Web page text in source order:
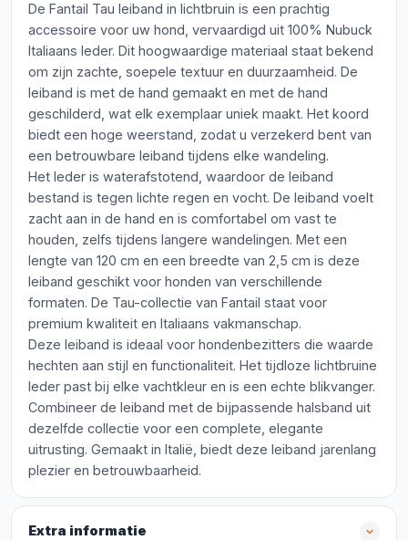
De Fantail Tau leiband in lichtbruin is een prachtig
accessoire voor uw hond, vervaardigd uit 100% Nubuck
Italiaans leder. Dit hoogwaardige materiaal staat bekend
om zijn zachte, soepele textuur en duurzaamheid. De
leiband is met de hand gemaakt en met de hand
geschilderd, wat elk exemplaar uniek maakt. Het koord
biedt een hoge weerstand, zodat u verzekerd bent van
een betrouwbare leiband tijdens elke wandeling.
Het leder is waterafstotend, waardoor de leiband
bestand is tegen lichte regen en vocht. De leiband voelt
zacht aan in de hand en is comfortabel om vast te
houden, zelfs tijdens langere wandelingen. Met een
lengte van 120 cm en een breedte van 2,5 cm is deze
leiband geschikt voor honden van verschillende
formaten. De Tau-collectie van Fantail staat voor
premium kwaliteit en Italiaans vakmanschap.
Deze leiband is ideaal voor hondenbezitters die waarde
hechten aan stijl en functionaliteit. Het tijdloze lichtbruine
leder past bij elke vachtkleur en is een echte blikvanger.
Combineer de leiband met de bijpassende halsband uit
dezelfde collectie voor een complete, elegante
uitrusting. Gemaakt in Italië, biedt deze leiband jarenlang
plezier en betrouwbaarheid.
Extra informatie